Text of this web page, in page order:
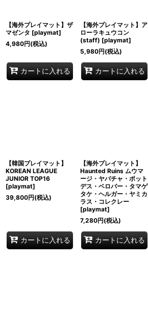
【海外プレイマット】ザ
マゼンタ [playmat]
4,980円(税込)
カートに入れる
【海外プレイマット】ア
ローラキュウコン
(staff) [playmat]
5,980円(税込)
カートに入れる
【韓国プレイマット】
KOREAN LEAGUE
JUNIOR TOP16
[playmat]
39,800円(税込)
カートに入れる
【海外プレイマット】
Haunted Ruins ムウマ
ージ・ヤバチャ・ポット
デス・ベロバー・タマゲ
タケ・ヘルガー・ヤミカ
ラス・コレクレー
[playmat]
7,280円(税込)
カートに入れる